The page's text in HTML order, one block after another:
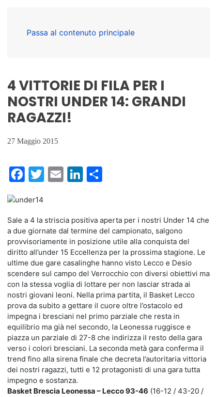
Passa al contenuto principale
4 VITTORIE DI FILA PER I
NOSTRI UNDER 14: GRANDI
RAGAZZI!
27 Maggio 2015
Facebook
Twitter
EmailLinkedIn
Sale a 4 la striscia positiva aperta per i nostri Under 14 che
a due giornate dal termine del campionato, salgono
provvisoriamente in posizione utile alla conquista del
diritto all’under 15 Eccellenza per la prossima stagione. Le
ultime due gare casalinghe hanno visto Lecco e Desio
scendere sul campo del Verrocchio con diversi obiettivi ma
con la stessa voglia di lottare per non lasciar strada ai
nostri giovani leoni. Nella prima partita, il Basket Lecco
prova da subito a gettare il cuore oltre l’ostacolo ed
impegna i bresciani nel primo parziale che resta in
equilibrio ma già nel secondo, la Leonessa ruggisce e
piazza un parziale di 27-8 che indirizza il resto della gara
verso i colori bresciani. La seconda metà gara conferma il
trend fino alla sirena finale che decreta l’autoritaria vittoria
dei nostri ragazzi, tutti e 12 protagonisti di una gara tutta
impegno e sostanza.
Basket Brescia Leonessa – Lecco 93-46 (16-12 / 43-20 /